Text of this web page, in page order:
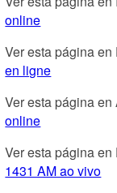
online
Ver esta página en
en ligne
Ver esta página en
online
Ver esta página en
1431 AM ao vivo